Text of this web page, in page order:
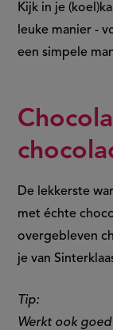
Kijk in je
leuke manier -
een simpele
De lekkerste
met échte
overgebleven
je van
Tip:
Werkt ook